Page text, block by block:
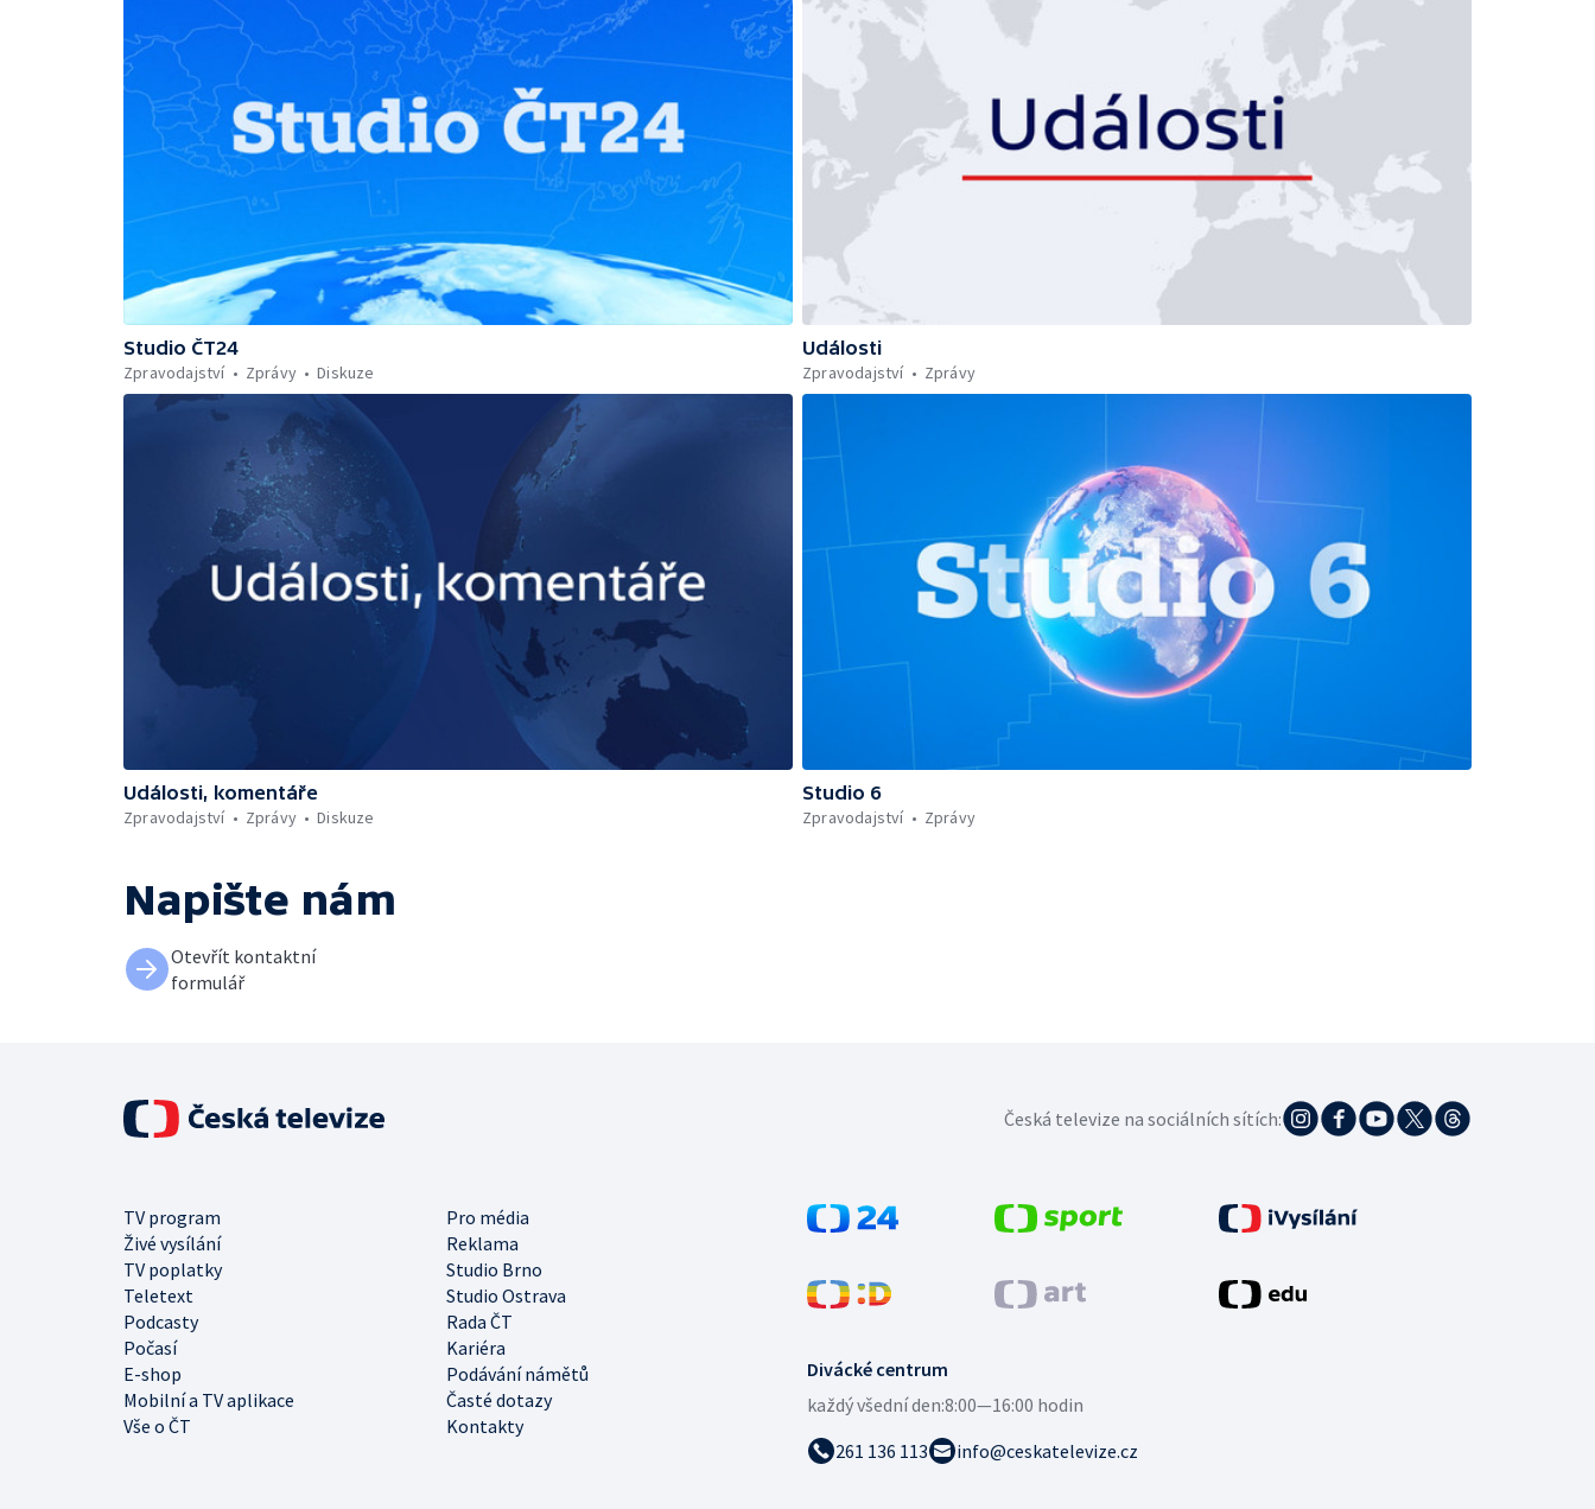
Studio ČT24
Zpravodajství
Zprávy Diskuze
Události
Zpravodajství
Zprávy
Události, komentáře
Zpravodajství
Zprávy Diskuze
Studio 6
Zpravodajství
Zprávy
Napište nám
Otevřít kontaktní
formulář
Divácké centrum
každý všední den:8:00—16:00 hodin
261 136 113
info@ceskatelevize.cz
TV program
Pro média
Živé vysílání
Reklama
TV poplatky
Studio Brno
Teletext
Studio Ostrava
Podcasty
Rada ČT
Počasí
Kariéra
E-shop
Podávání námětů
Mobilní a TV aplikace
Časté dotazy
Vše o ČT
Kontakty
Česká televize na sociálních sítích: